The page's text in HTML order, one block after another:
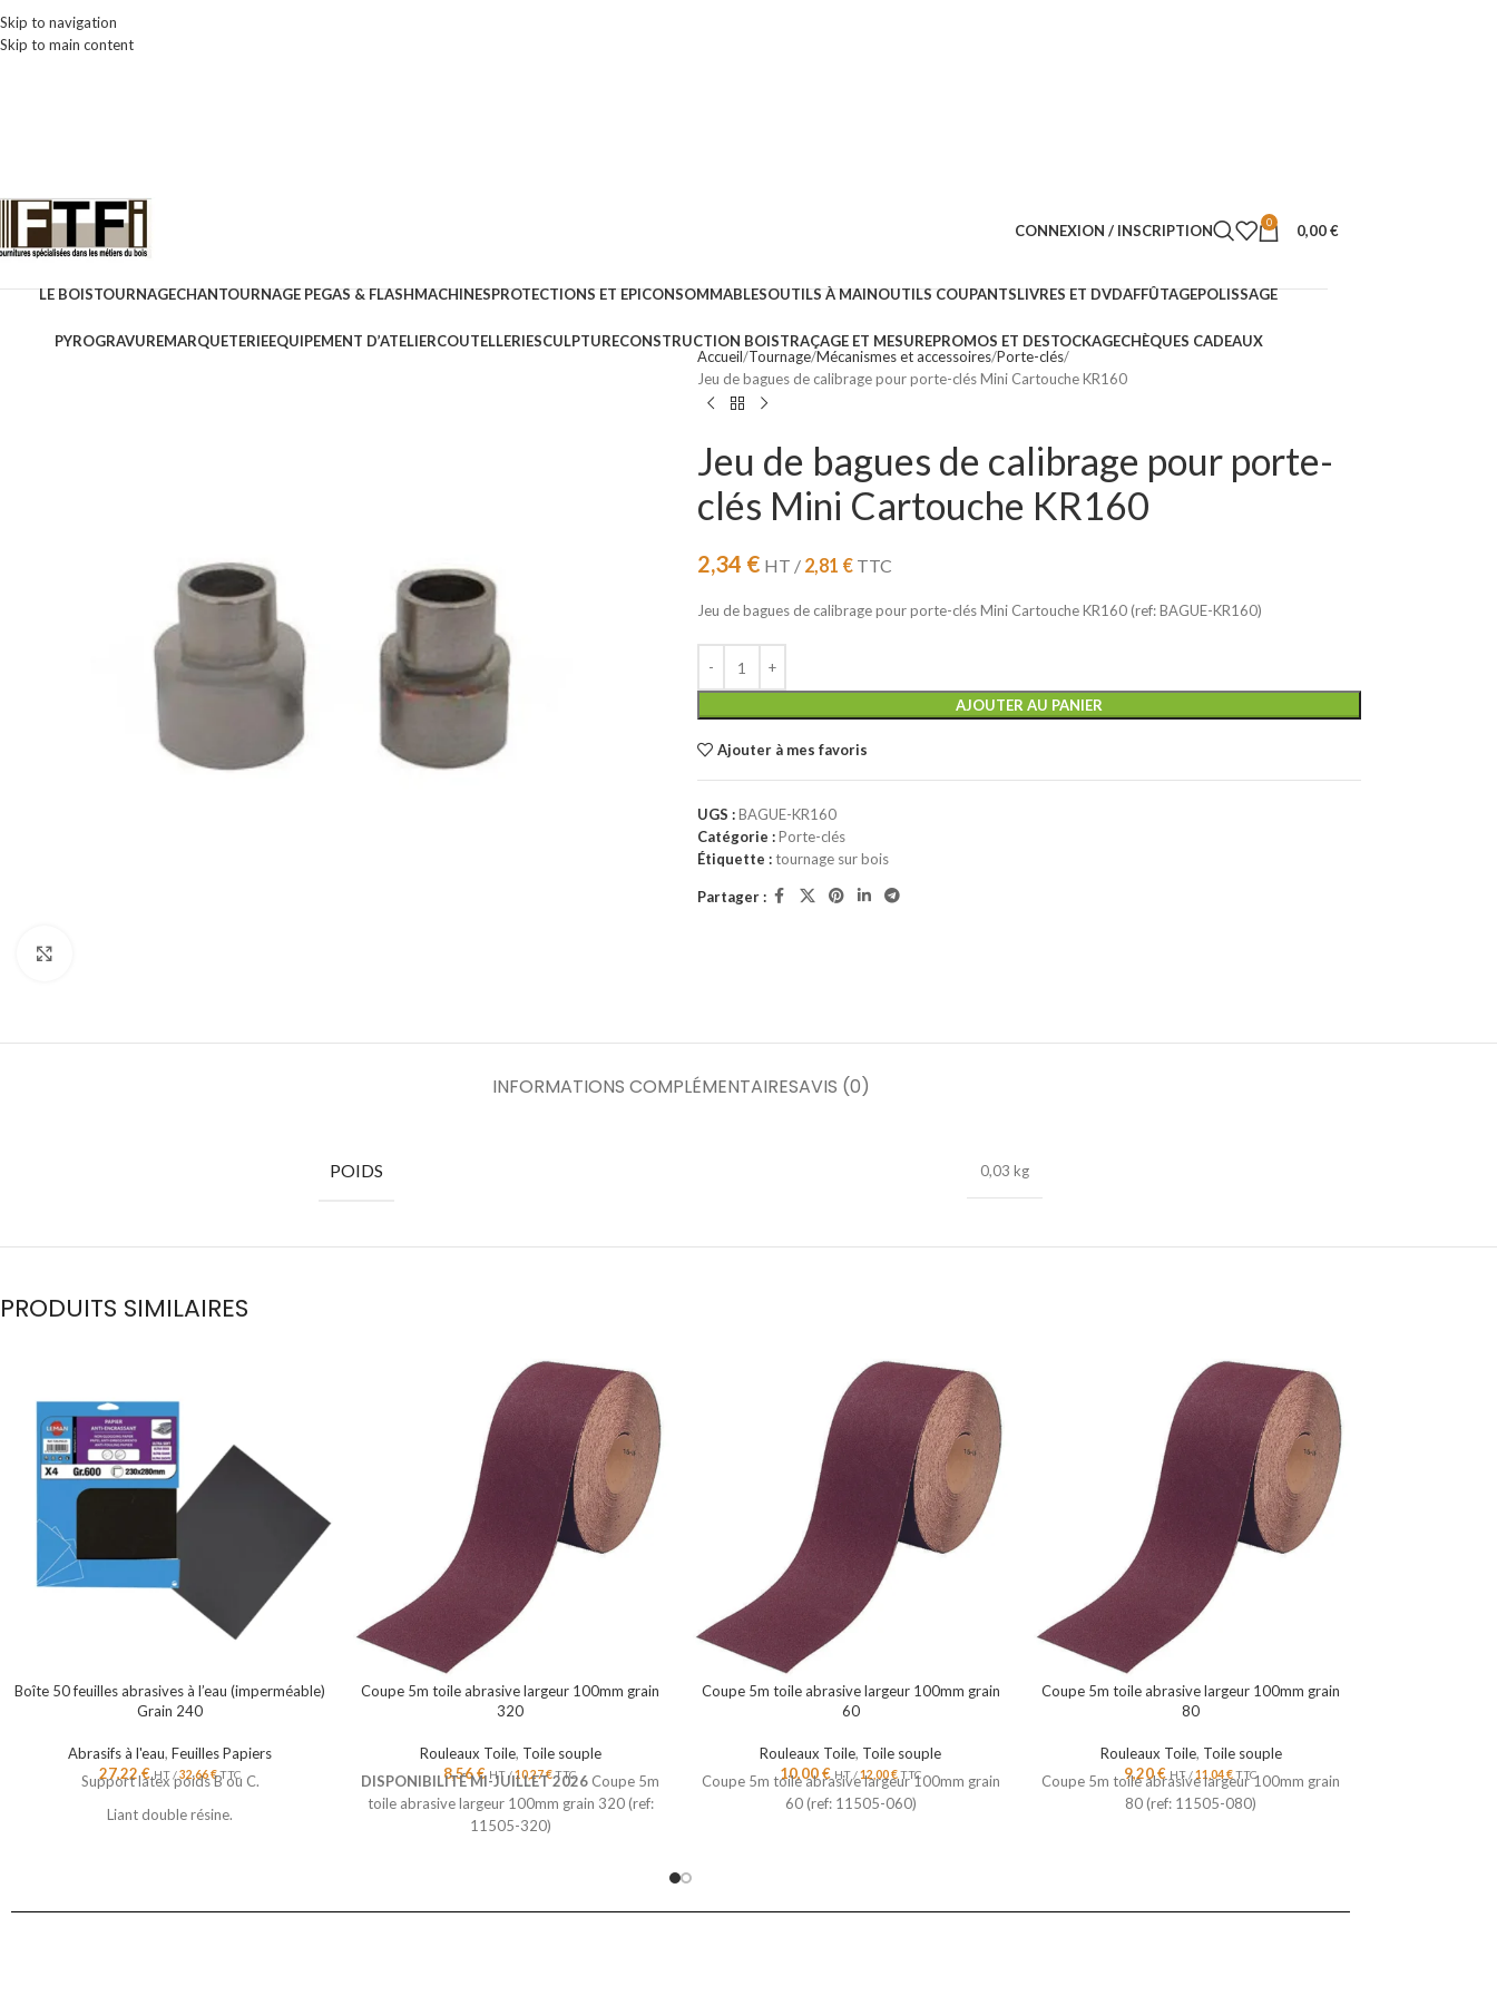
Skip to navigation
Skip to main content
CONNEXION / INSCRIPTION 0 0,00€
LE BOISTOURNAGECHANTOURNAGE PEGAS & FLASHMACHINESPROTECTIONS ET EPICONSOMMABLESOUTILS À MAINOUTILS COUPANTSLIVRES ET DVDAFFÛTAGEPOLISSAGE
PYROGRAVUREMARQUETERIEEQUIPEMENT D’ATELIERCOUTELLERIESCULPTURECONSTRUCTION BOISTRAÇAGE ET MESUREPROMOS ET DESTOCKAGECHÈQUES CADEAUX
Accueil Tournage Mécanismes et accessoires Porte-clés
Jeu de bagues de calibrage pour porte-clés Mini Cartouche KR160
Jeu de bagues de calibrage pour porte-
clés Mini Cartouche KR160
2,34 € HT / 2,81 €TTC
Jeu de bagues de calibrage pour porte-clés Mini Cartouche KR160 (ref: BAGUE-KR160)
AJOUTER AU PANIER
Ajouter à mes favoris
UGS :BAGUE-KR160
Catégorie :Porte-clés
Étiquette :tournage sur bois
Partager :
INFORMATIONS COMPLÉMENTAIRESAVIS (0)
POIDS 0,03 kg
PRODUITS SIMILAIRES
Boîte 50 feuilles abrasives à l’eau (imperméable)
Grain 240
Abrasifs à l'eau,Feuilles Papiers
27,22€ HT /32,66€TTC
Support latex poids B ou C.
Liant double résine.
Coupe 5m toile abrasive largeur 100mm grain
320
Rouleaux Toile, Toile souple
8,56€ HT /10,27€TTC
DISPONIBILITÉ MI-JUILLET 2026 Coupe 5m
toile abrasive largeur 100mm grain 320 (ref:
11505-320)
Coupe 5m toile abrasive largeur 100mm grain
60
Rouleaux Toile, Toile souple
10,00€ HT /12,00€TTC
Coupe 5m toile abrasive largeur 100mm grain
60 (ref: 11505-060)
Coupe 5m toile abrasive largeur 100mm grain
80
Rouleaux Toile, Toile souple
9,20€ HT /11,04€TTC
Coupe 5m toile abrasive largeur 100mm grain
80 (ref: 11505-080)